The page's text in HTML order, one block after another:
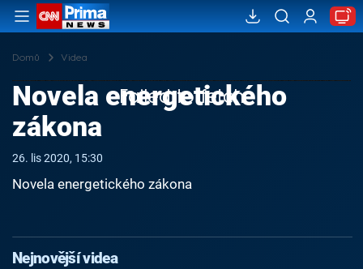
Domů Videa
Failed to fetch
Novela energetického
zákona
26. lis 2020, 15:30
Novela energetického zákona
Nejnovější videa